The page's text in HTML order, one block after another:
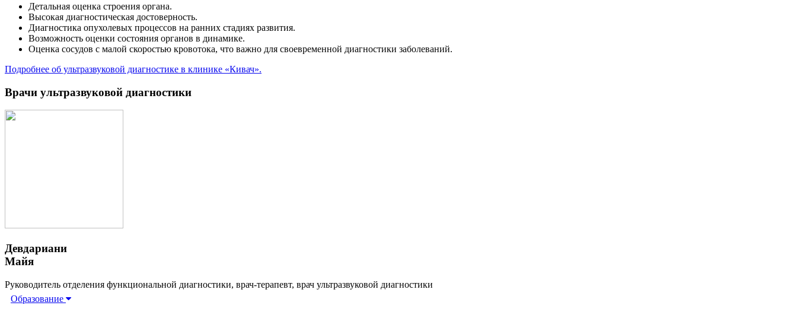
Детальная оценка строения органа.
Высокая диагностическая достоверность.
Диагностика опухолевых процессов на ранних стадиях развития.
Возможность оценки состояния органов в динамике.
Оценка сосудов с малой скоростью кровотока, что важно для своевременной диагностики заболеваний.
Подробнее об ультразвуковой диагностике в клинике «Кивач».
Врачи ультразвуковой диагностики
Девдариани
Майя
Руководитель отделения функциональной диагностики, врач-терапевт, врач ультразвуковой диагностики
Образование